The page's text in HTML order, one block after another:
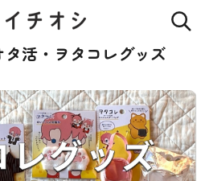
活・ヲタコレグッズ